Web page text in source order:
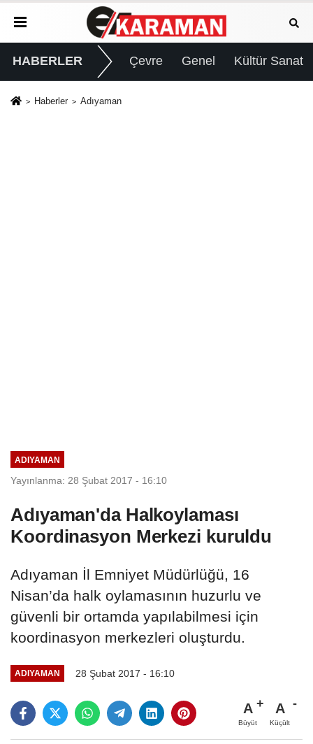
HABERLER Çevre Genel Kültür Sanat
Haberler Adıyaman
ADIYAMAN
Yayınlanma: 28 Şubat 2017 - 16:10
Adıyaman'da Halkoylaması
Koordinasyon Merkezi kuruldu
Adıyaman İl Emniyet Müdürlüğü, 16
Nisan’da halk oylamasının huzurlu ve
güvenli bir ortamda yapılabilmesi için
koordinasyon merkezleri oluşturdu.
ADIYAMAN 28 Şubat 2017 - 16:10
A
Büyüt
A
Küçült